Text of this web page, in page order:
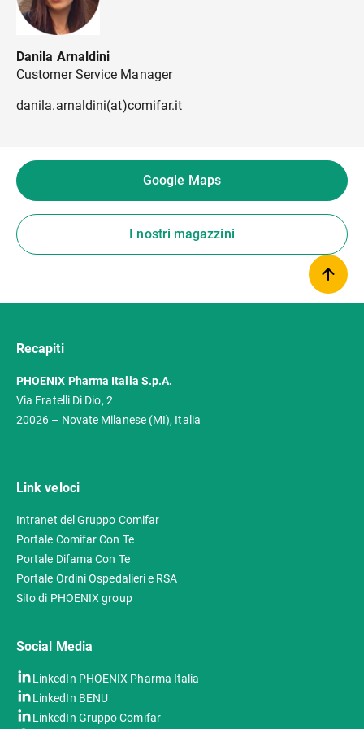
Danila Arnaldini
Customer Service Manager
danila.arnaldini(at)comifar.it
Google Maps
I nostri magazzini
Recapiti
PHOENIX Pharma Italia S.p.A.
Via Fratelli Di Dio, 2
20026 – Novate Milanese (MI), Italia
Link veloci
Intranet del Gruppo Comifar
Portale Comifar Con Te
Portale Difama Con Te
Portale Ordini Ospedalieri e RSA
Sito di PHOENIX group
Social Media
LinkedIn PHOENIX Pharma Italia
LinkedIn BENU
LinkedIn Gruppo Comifar